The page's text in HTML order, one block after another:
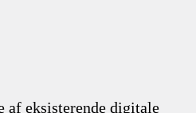
af eksisterende digitale